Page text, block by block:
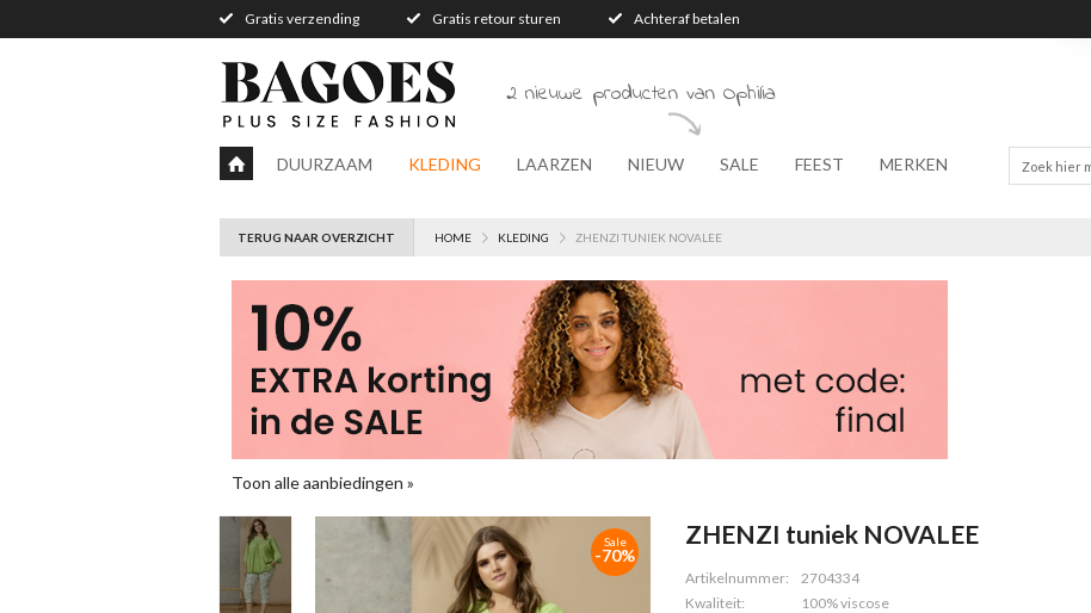
Gratis verzending Gratis retour sturen Achteraf betalen
2 nieuwe producten van Ophilia
DUURZAAM KLEDING LAARZEN NIEUW SALE FEEST MERKEN
TERUG NAAR OVERZICHT HOME KLEDING ZHENZI TUNIEK NOVALEE
Toon alle aanbiedingen »
Sale
-70%
ZHENZI tuniek NOVALEE
Artikelnummer:
2704334
Kwaliteit:
100% viscose